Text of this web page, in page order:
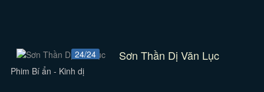
24/24 Sơn Thần Dị Văn Lục
Phim Bí ẩn - Kinh dị